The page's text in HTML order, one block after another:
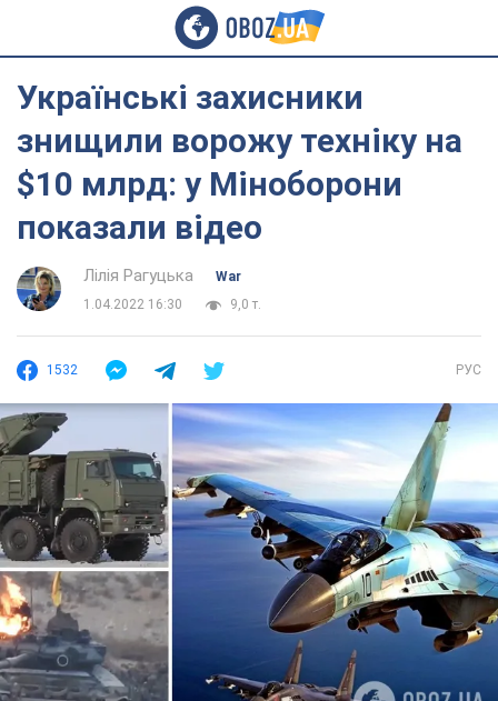
Українські захисники
знищили ворожу техніку на
$10 млрд: у Міноборони
показали відео
Лілія Рагуцька
War
1.04.2022 16:30
9,0 т.
1532 РУС